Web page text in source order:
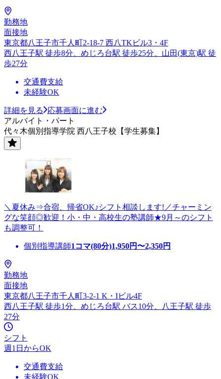
勤務地
面接地
東京都八王子市千人町2-18-7 西八TKビル3・4F
西八王子駅 徒歩8分、めじろ台駅 徒歩25分、山田(東京)駅 徒
歩27分
交通費支給
未経験OK
詳細を見る
応募画面に進む
アルバイト・パート
代々木個別指導学院 西八王子校【学生募集】
＼夏休み⇒合宿、帰省OK♪シフト相談します!／チャーミン
グな笑顔◎歓迎！小・中・高校生の塾講師★9月～のシフト
も調整可！
個別指導講師1コマ(80分)1,950円〜2,350円
勤務地
面接地
東京都八王子市千人町3-2-1 K・Iビル4F
西八王子駅 徒歩1分、めじろ台駅 バス10分、八王子駅 徒歩
27分
シフト
週1日からOK
交通費支給
未経験OK